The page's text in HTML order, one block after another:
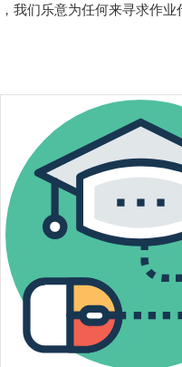
，我们乐意为任何来寻求作